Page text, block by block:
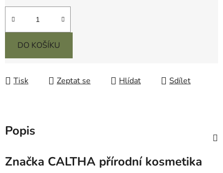
DO KOŠÍKU
Tisk Zeptat se Hlídat Sdílet
Popis
Značka CALTHA přírodní kosmetika